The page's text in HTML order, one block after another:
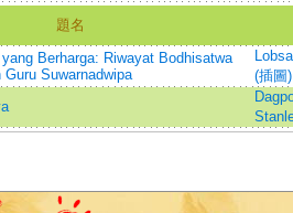
題名
Berharga: Riwayat Bodhisatwa
Suwarnadwipa
(插圖)